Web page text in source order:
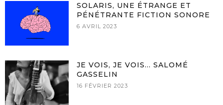
SOLARIS, UNE ÉTRANGE ET
PÉNÉTRANTE FICTION SONORE
6 AVRIL 2023
JE VOIS, JE VOIS… SALOMÉ
GASSELIN
16 FÉVRIER 2023